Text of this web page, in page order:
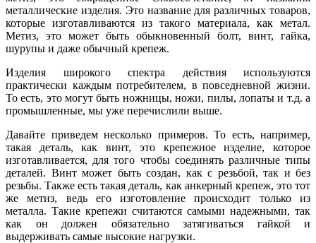
металлические изделия. Это название для различных товаров,
которые изготавливаются из такого материала, как метал.
Метиз, это может быть обыкновенный болт, винт, гайка,
шурупы и даже обычный крепеж.
Изделия широкого спектра действия используются
практически каждым потребителем, в повседневной жизни.
То есть, это могут быть ножницы, ножи, пилы, лопаты и т.д. а
промышленные, мы уже перечислили выше.
Давайте приведем несколько примеров. То есть, например,
такая деталь, как винт, это крепежное изделие, которое
изготавливается, для того чтобы соединять различные типы
деталей. Винт может быть создан, как с резьбой, так и без
резьбы. Также есть такая деталь, как анкерный крепеж, это тот
же метиз, ведь его изготовление происходит только из
металла. Такие крепежи считаются самыми надежными, так
как он должен обязательно затягиваться гайкой и
выдерживать самые высокие нагрузки.